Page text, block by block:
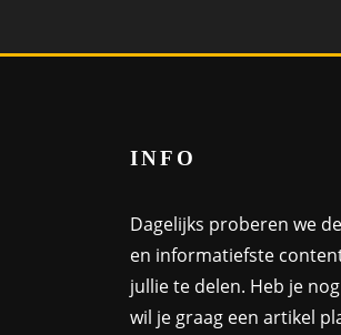
INFO
Dagelijks proberen we
en informatiefste
jullie te delen. Heb je
wil je graag een artikel